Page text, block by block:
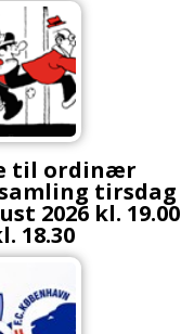
til ordinær
tirsdag
2026 kl. 19.00
18.30